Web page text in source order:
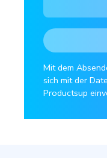
Mit dem
sich mit der
Productsup